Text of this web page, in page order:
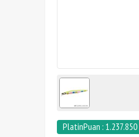
PlatinPuan : 1.237.850